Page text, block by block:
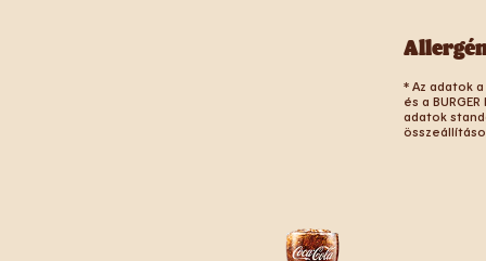
* Az adatok
és a
adatok